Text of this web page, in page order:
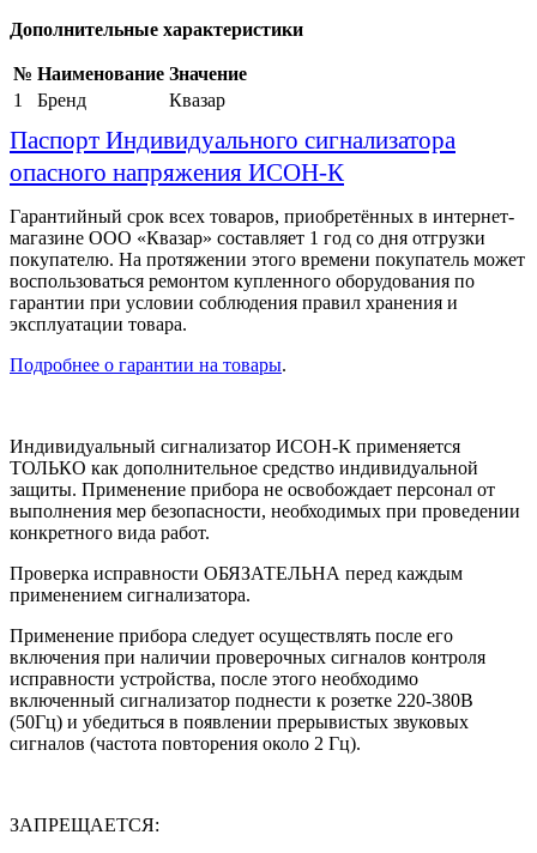
Дополнительные характеристики
№ Наименование Значение
1
Бренд Квазар
Паспорт Индивидуального сигнализатора
опасного напряжения ИСОН-К
Гарантийный срок всех товаров, приобретённых в интернет-
магазине ООО «Квазар» составляет 1 год со дня отгрузки
покупателю. На протяжении этого времени покупатель может
воспользоваться ремонтом купленного оборудования по
гарантии при условии соблюдения правил хранения и
эксплуатации товара.
Подробнее о гарантии на товары.
Индивидуальный сигнализатор ИСОН-К применяется
ТОЛЬКО как дополнительное средство индивидуальной
защиты. Применение прибора не освобождает персонал от
выполнения мер безопасности, необходимых при проведении
конкретного вида работ.
Проверка исправности ОБЯЗАТЕЛЬНА перед каждым
применением сигнализатора.
Применение прибора следует осуществлять после его
включения при наличии проверочных сигналов контроля
исправности устройства, после этого необходимо
включенный сигнализатор поднести к розетке 220-380В
(50Гц) и убедиться в появлении прерывистых звуковых
сигналов (частота повторения около 2 Гц).
ЗАПРЕЩАЕТСЯ: